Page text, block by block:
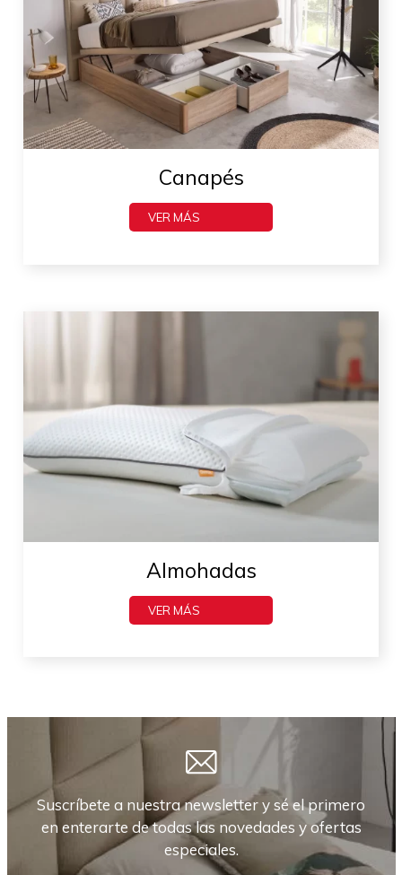
Canapés
VER MÁS
Almohadas
VER MÁS
Suscríbete a nuestra newsletter y sé el primero
en enterarte de todas las novedades y ofertas
especiales.